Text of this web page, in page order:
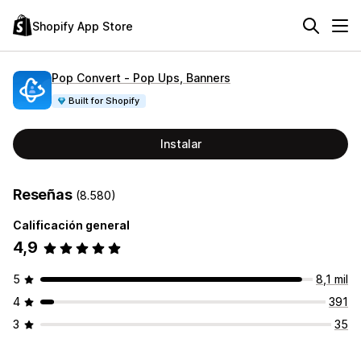
Shopify App Store
Pop Convert ‑ Pop Ups, Banners
Built for Shopify
Instalar
Reseñas (8.580)
Calificación general
4,9
5
8,1 mil
4
391
3
35